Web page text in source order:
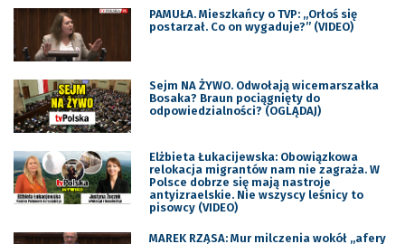
PAMUŁA. Mieszkańcy o TVP: „Orłoś się
postarzał. Co on wygaduje?” (VIDEO)
Sejm NA ŻYWO. Odwołają wicemarszałka
Bosaka? Braun pociągnięty do
odpowiedzialności? (OGLĄDAJ)
Elżbieta Łukacijewska: Obowiązkowa
relokacja migrantów nam nie zagraża. W
Polsce dobrze się mają nastroje
antyizraelskie. Nie wszyscy leśnicy to
pisowcy (VIDEO)
MAREK RZĄSA: Mur milczenia wokół „afery